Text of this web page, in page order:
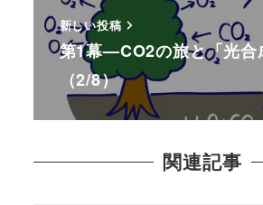
新しい投稿
第1幕—CO2の旅と「光合
（2/8）
関連記事